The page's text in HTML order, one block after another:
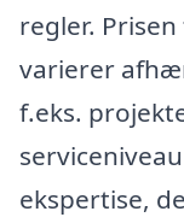
regler.
varierer
f.eks.
ekspertise,